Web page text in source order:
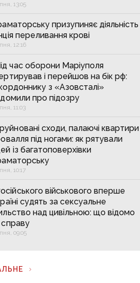
13:05
призупиняє діяльність
переливання крові
12:16
час оборони Маріуполя
і перейшов на бік рф:
з «Азовсталі»
про підозру
11:03
сходи, палаючі квартири
під ногами: як рятували
із багатоповерхівки
10:17
військового вперше
судять за сексуальне
над цивільною: що відомо
09:05